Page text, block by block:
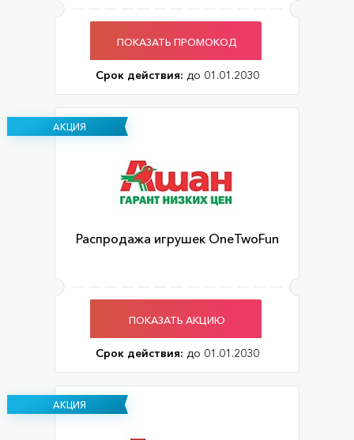
ПОКАЗАТЬ ПРОМОКОД
Срок действия: до 01.01.2030
АКЦИЯ
Распродажа игрушек OneTwoFun
ПОКАЗАТЬ АКЦИЮ
Срок действия: до 01.01.2030
АКЦИЯ